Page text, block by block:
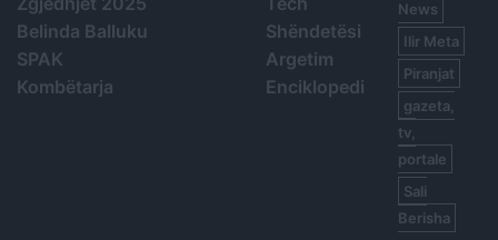
Belinda Balluku
SPAK
Kombëtarja
Shëndetësi
Argetim
Enciklopedi
News
Ilir Meta
Piranjat
gazeta,
tv,
portale
Sali
Berisha